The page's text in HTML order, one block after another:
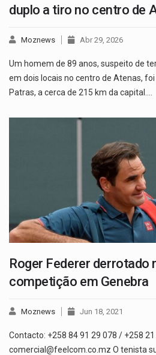
duplo a tiro no centro de
Moznews Abr 29, 2026
Um homem de 89 anos, suspeito de
em dois locais no centro de Atenas,
Patras, a cerca de 215 km da capital.…
Roger Federer derrotado
competição em Genebra
Moznews Jun 18, 2021
Contacto: +258 84 91 29 078 / +258
comercial@feelcom.co.mz O tenista